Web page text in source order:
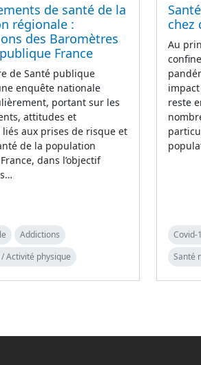
de santé de la
régionale :
des Baromètres
France
de Santé publique
enquête nationale
portant sur les
attitudes et
aux prises de risque et
de la population
dans l’objectif
Addictions
Activité physique
chez
Au
reste
Covid-
Santé